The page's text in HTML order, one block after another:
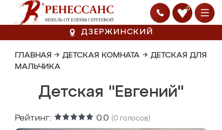
0
ДЗЕРЖИНСКИЙ
ГЛАВНАЯ → ДЕТСКАЯ КОМНАТА → ДЕТСКАЯ ДЛЯ
МАЛЬЧИКА
Детская "Евгений"
Рейтинг: 0.0 (0 голосов)